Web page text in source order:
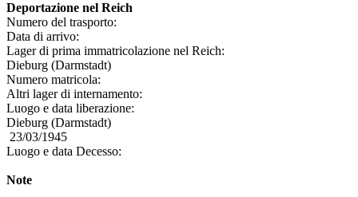
Deportazione nel Reich
Numero del trasporto:
Data di arrivo:
Lager di prima immatricolazione nel Reich:
Dieburg (Darmstadt)
Numero matricola:
Altri lager di internamento:
Luogo e data liberazione:
Dieburg (Darmstadt)
23/03/1945
Luogo e data Decesso:
Note